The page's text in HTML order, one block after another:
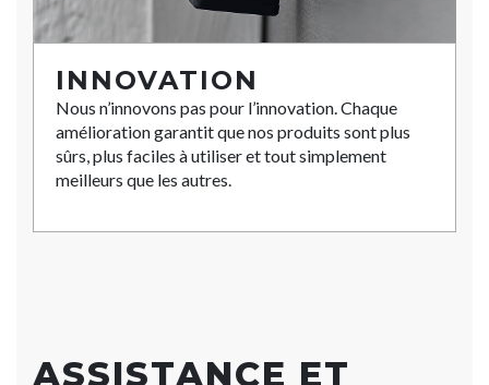
INNOVATION
Nous n’innovons pas pour l’innovation. Chaque
amélioration garantit que nos produits sont plus
sûrs, plus faciles à utiliser et tout simplement
meilleurs que les autres.
ASSISTANCE ET